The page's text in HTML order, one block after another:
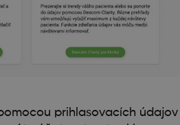
prihlasovacích údajov